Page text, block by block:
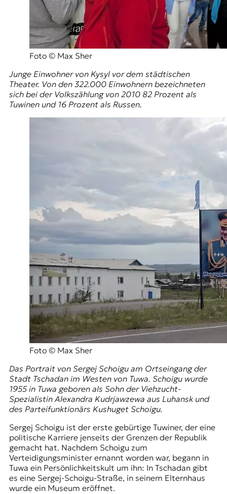
Foto © Max Sher
Junge Einwohner von Kysyl vor dem städtischen
Theater. Von den 322.000 Einwohnern bezeichneten
sich bei der Volkszählung von 2010 82 Prozent als
Tuwinen und 16 Prozent als Russen.
Foto © Max Sher
Das Portrait von Sergej Schoigu am Ortseingang der
Stadt Tschadan im Westen von Tuwa. Schoigu wurde
1955 in Tuwa geboren als Sohn der Viehzucht-
Spezialistin Alexandra Kudrjawzewa aus Luhansk und
des Parteifunktionärs Kushuget Schoigu.
Sergej Schoigu ist der erste gebürtige Tuwiner, der eine
politische Karriere jenseits der Grenzen der Republik
gemacht hat. Nachdem Schoigu zum
Verteidigungsminister ernannt worden war, begann in
Tuwa ein Persönlichkeitskult um ihn: In Tschadan gibt
es eine Sergej-Schoigu-Straße, in seinem Elternhaus
wurde ein Museum eröffnet.